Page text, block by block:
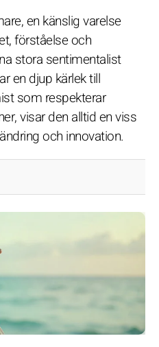
en känslig varelse
förståelse och
stora sentimentalist
en djup kärlek till
som respekterar
visar den alltid en viss
och innovation.